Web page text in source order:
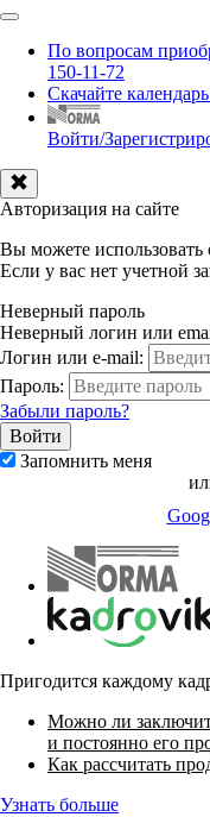
По вопросам
150-11-72
Скачайте
Войти/
Авторизация на сайте
Вы можете использовать
Если у вас нет учетной
Неверный пароль
Неверный логин или
Логин или e-mail:
Пароль:
Забыли пароль?
Запомнить меня
Пригодится каждому
Можно ли
и постоянно его
Как рассчитать
Узнать больше